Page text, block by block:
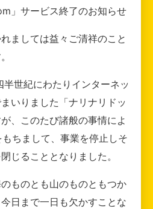
」サービス終了のお知らせ
ましては益々ご清祥のこと
世紀にわたりインターネッ
いりました「ナリナリドッ
、このたび諸般の事情によ
ちまして、事業を停止しそ
じることとなりました。
ものとも山のものともつか
日まで一日も欠かすことな